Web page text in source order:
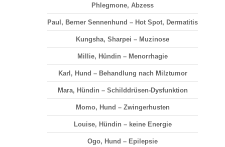
Phlegmone, Abzess
Paul, Berner Sennenhund – Hot Spot, Dermatitis
Kungsha, Sharpei – Muzinose
Millie, Hündin – Menorrhagie
Karl, Hund – Behandlung nach Milztumor
Mara, Hündin – Schilddrüsen-Dysfunktion
Momo, Hund – Zwingerhusten
Louise, Hündin – keine Energie
Ogo, Hund – Epilepsie